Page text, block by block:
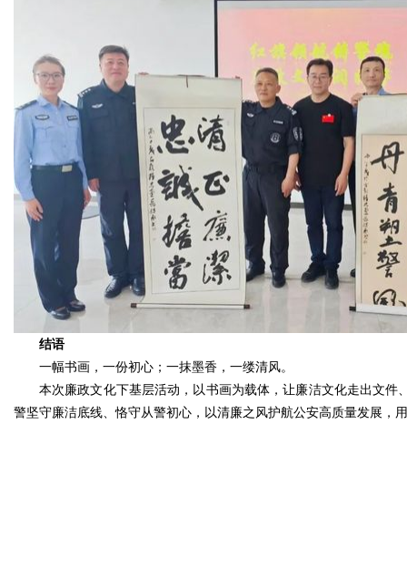
结语
一幅书画，一份初心；一抹墨香，一缕清风。
本次廉政文化下基层活动，以书画为载体，让廉洁文化走出文
警坚守廉洁底线、恪守从警初心，以清廉之风护航公安高质量发展，